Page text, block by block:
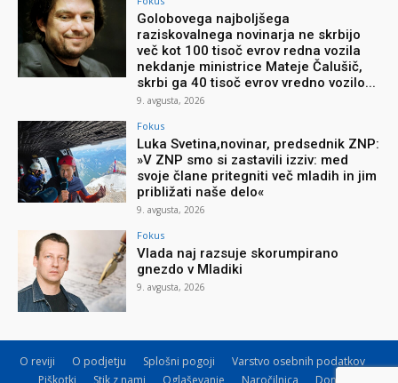
Golobovega najboljšega
raziskovalnega novinarja ne skrbijo
več kot 100 tisoč evrov redna vozila
nekdanje ministrice Mateje Čalušič,
skrbi ga 40 tisoč evrov vredno vozilo...
9. avgusta, 2026
Fokus
Luka Svetina,novinar, predsednik ZNP:
»V ZNP smo si zastavili izziv: med
svoje člane pritegniti več mladih in jim
približati naše delo«
9. avgusta, 2026
Fokus
Vlada naj razsuje skorumpirano
gnezdo v Mladiki
9. avgusta, 2026
O reviji O podjetju Splošni pogoji
Varstvo osebnih podatkov
Piškotki
Stik z nami Oglaševanje Naročilnica Donacije